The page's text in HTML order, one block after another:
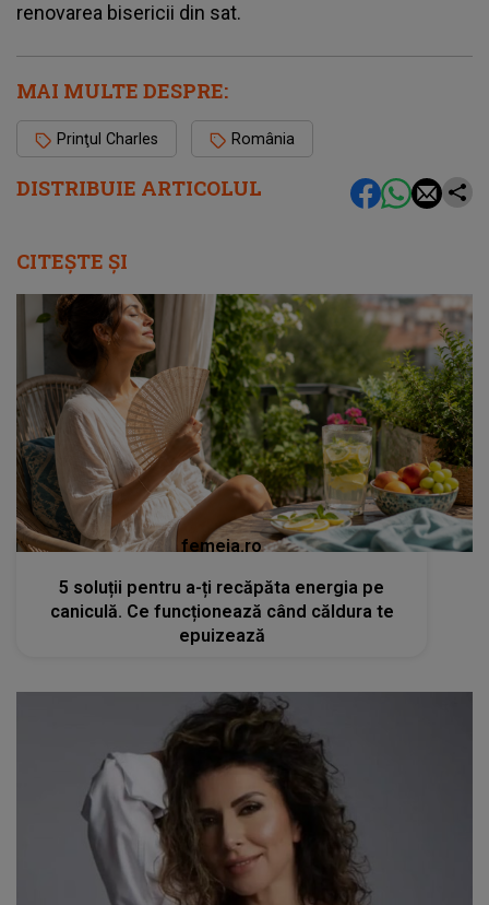
DISTRIBUIE ARTICOLUL
renovarea bisericii din sat.
MAI MULTE DESPRE:
Prinţul Charles România
CITEȘTE ȘI
femeia.ro
5 soluții pentru a-ți recăpăta energia pe
caniculă. Ce funcționează când căldura te
epuizează